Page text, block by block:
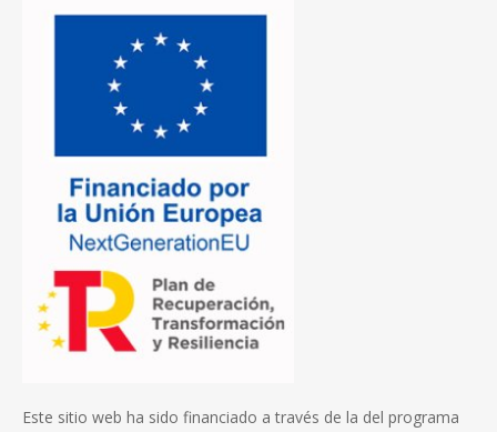
Este sitio web ha sido financiado a través de la del programa